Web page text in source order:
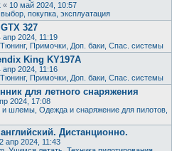
« 10 май 2024, 10:57
покупка, эксплуатация
327
апр 2024, 11:19
Примочки, Доп. баки, Спас. системы
King KY197A
апр 2024, 11:16
Примочки, Доп. баки, Спас. системы
для летного снаряжения
2024, 17:08
и шлемы, Одежда и снаряжение для пилотов,
Дистанционно.
апр 2024, 11:43